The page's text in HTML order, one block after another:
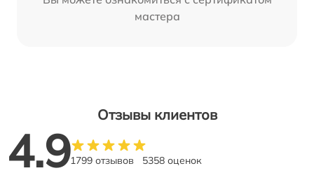
мастера
Отзывы клиентов
4.91799 отзывов 5358 оценок